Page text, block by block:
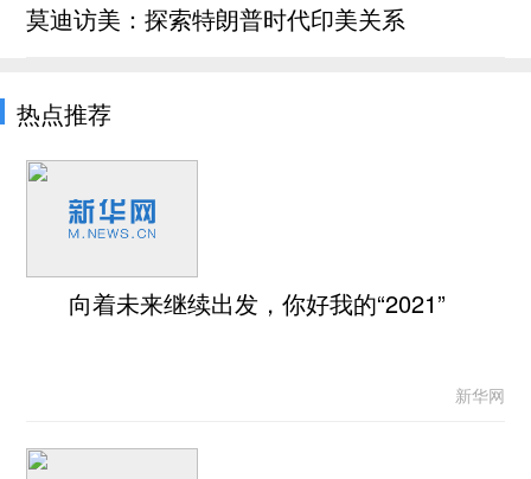
莫迪访美：探索特朗普时代印美关系
热点推荐
向着未来继续出发，你好我的“2021”
新华网